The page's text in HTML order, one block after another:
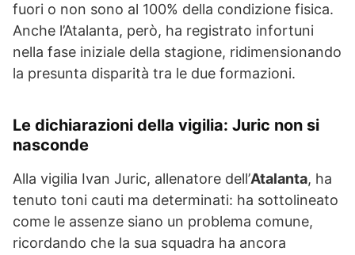
fuori o non sono al 100% della condizione fisica.
Anche l’Atalanta, però, ha registrato infortuni
nella fase iniziale della stagione, ridimensionando
la presunta disparità tra le due formazioni.
Le dichiarazioni della vigilia: Juric non si
nasconde
Alla vigilia Ivan Juric, allenatore dell’Atalanta, ha
tenuto toni cauti ma determinati: ha sottolineato
come le assenze siano un problema comune,
ricordando che la sua squadra ha ancora